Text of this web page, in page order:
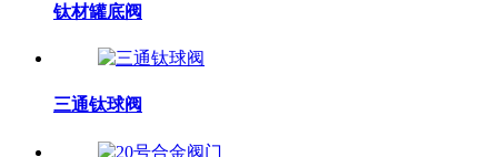
钛材罐底阀
三通钛球阀